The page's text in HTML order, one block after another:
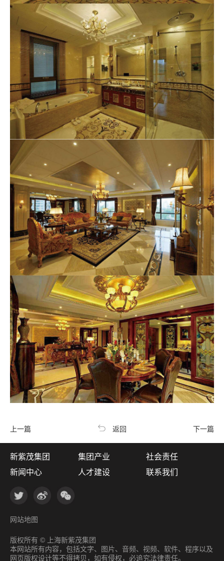
上一篇 下一篇
返回
新紫茂集团 集团产业
社会责任
新闻中心
人才建设 联系我们
网站地图
版权所有 © 上海新紫茂集团
本网站所有内容，包括文字、图片、音频、视频、软件、程序以及
网页版权设计等不得拷贝，如有侵权，必追究法律责任。